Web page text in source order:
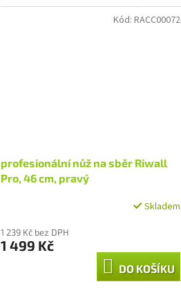
profesionální nůž na sběr Riwall
Pro, 46 cm, pravý
Skladem
1 239 Kč bez DPH
1 499 Kč
DO KOŠÍKU
Kód: RACC00072